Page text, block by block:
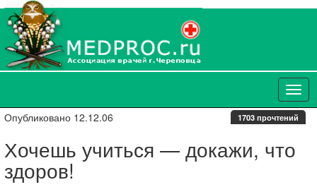
Опубликовано 12.12.06 1703 прочтений
Хочешь учиться — докажи, что
здоров!